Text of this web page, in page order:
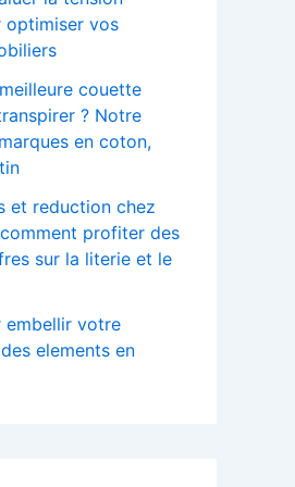
optimiser vos
couette
? Notre
en coton,
et reduction chez
profiter des
sur la literie et le
embellir votre
elements en